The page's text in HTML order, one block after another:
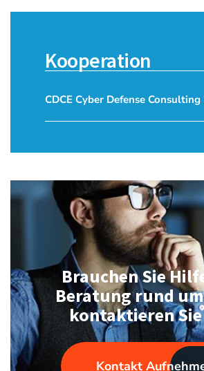
Kooperation
CDCE Cyber Defense
Brauchen Sie
Beratung rund
kontaktieren
Kontakt